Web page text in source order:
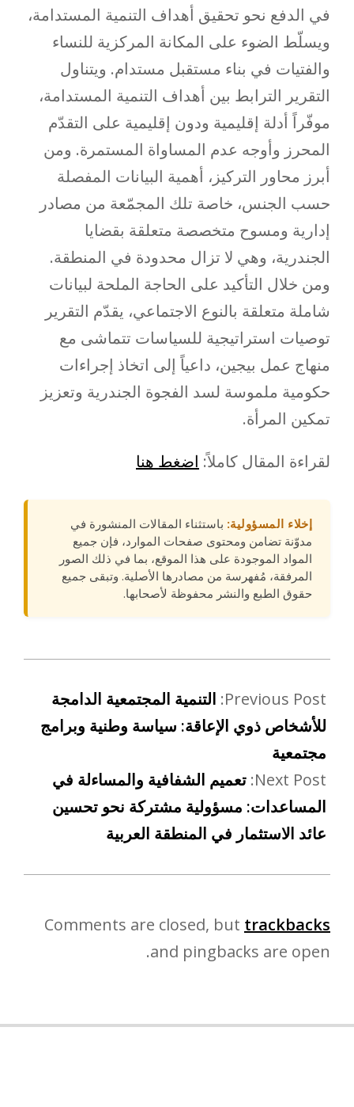
في الدفع نحو تحقيق أهداف التنمية المستدامة،
ويسلّط الضوء على المكانة المركزية للنساء
والفتيات في بناء مستقبل مستدام. ويتناول
التقرير الترابط بين أهداف التنمية المستدامة،
موفّراً أدلة إقليمية ودون إقليمية على التقدّم
المحرز وأوجه عدم المساواة المستمرة. ومن
أبرز محاور التركيز، أهمية البيانات المفصلة
حسب الجنس، خاصة تلك المجمّعة من مصادر
إدارية ومسوح متخصصة متعلقة بقضايا
الجندرية، وهي لا تزال محدودة في المنطقة.
ومن خلال التأكيد على الحاجة الملحة لبيانات
شاملة متعلقة بالنوع الاجتماعي، يقدّم التقرير
توصيات استراتيجية للسياسات تتماشى مع
منهاج عمل بيجين، داعياً إلى اتخاذ إجراءات
حكومية ملموسة لسد الفجوة الجندرية وتعزيز
تمكين المرأة.
لقراءة المقال كاملاً: اضغط هنا
إخلاء المسؤولية: باستثناء المقالات المنشورة في
مدوّنة تضامن ومحتوى صفحات الموارد، فإن جميع
المواد الموجودة على هذا الموقع، بما في ذلك الصور
المرفقة، مُفهرسة من مصادرها الأصلية. وتبقى جميع
حقوق الطبع والنشر محفوظة لأصحابها.
Previous Post: التنمية المجتمعية الدامجة
للأشخاص ذوي الإعاقة: سياسة وطنية وبرامج
مجتمعية
Next Post: تعميم الشفافية والمساءلة في
المساعدات: مسؤولية مشتركة نحو تحسين
عائد الاستثمار في المنطقة العربية
Comments are closed, but trackbacks
and pingbacks are open.